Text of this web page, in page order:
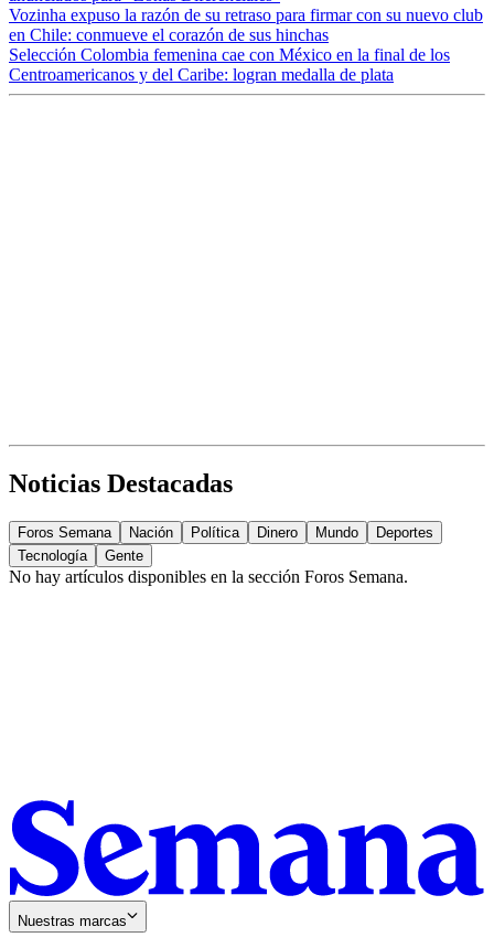
Vozinha expuso la razón de su retraso para firmar con su nuevo club
en Chile: conmueve el corazón de sus hinchas
Selección Colombia femenina cae con México en la final de los
Centroamericanos y del Caribe: logran medalla de plata
Noticias Destacadas
Foros Semana Nación Política Dinero Mundo
Deportes
Tecnología
Gente
No hay artículos disponibles en la sección Foros Semana.
Nuestras marcas